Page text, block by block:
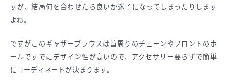
すが、結局何を合わせたら良いか迷子になってしまったりします
よね。
ですがこのギャザーブラウスは首周りのチェーンやフロントのホ
ールですでにデザイン性が高いので、アクセサリー要らずで簡単
にコーディネートが決まります。